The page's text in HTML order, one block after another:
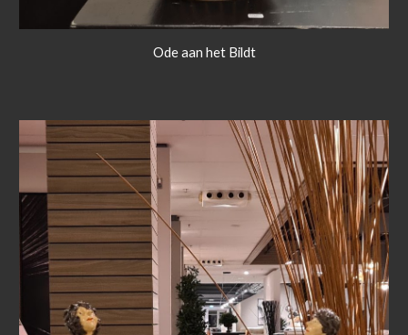
Ode aan het Bildt